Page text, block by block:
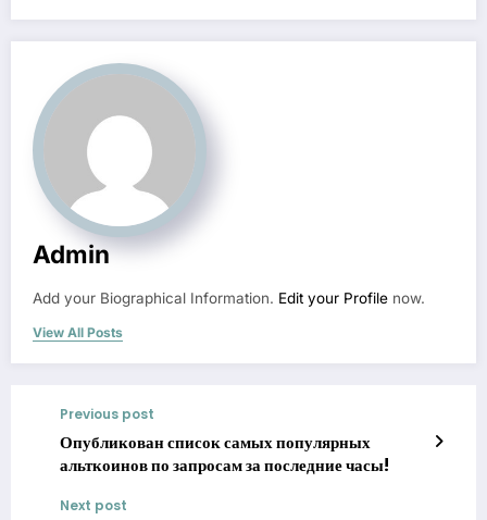
Admin
Add your Biographical Information. Edit your Profile now.
View All Posts
Previous post
Опубликован список самых популярных
альткоинов по запросам за последние часы!
Next post